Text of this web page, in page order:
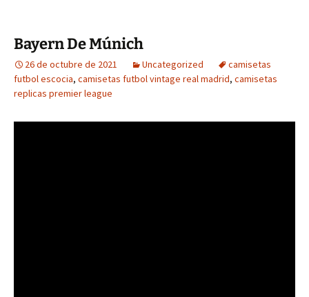
Bayern De Múnich
26 de octubre de 2021 Uncategorized
camisetas
futbol escocia, camisetas futbol vintage real madrid, camisetas
replicas premier league